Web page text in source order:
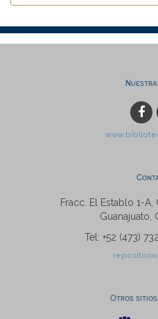
Fracc. El Establo 1-A,
Guanajuato,
Tel: +52 (473)
Otros sitios